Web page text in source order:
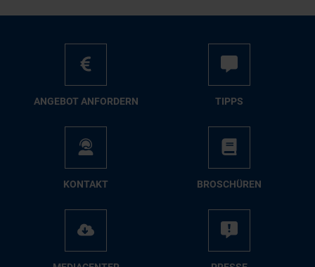
AN­GE­BOT AN­FOR­DERN TIPPS
KON­TAKT BRO­SCHÜ­REN